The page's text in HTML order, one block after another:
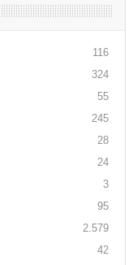
116
324
55
245
28
24
3
95
2.579
42